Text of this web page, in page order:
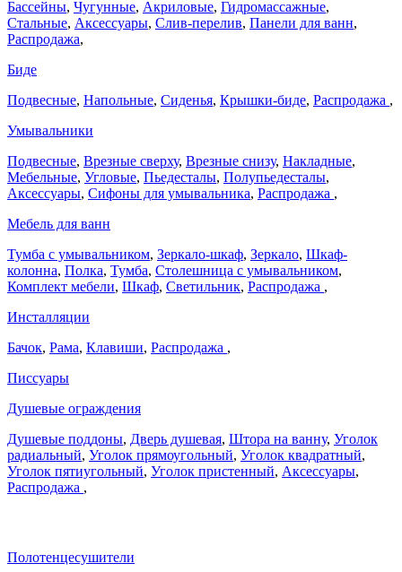
Бассейны, Чугунные, Акриловые, Гидромассажные,
Стальные, Аксессуары, Слив-перелив, Панели для ванн,
Распродажа,
Биде
Подвесные, Напольные, Сиденья, Крышки-биде, Распродажа ,
Умывальники
Подвесные, Врезные сверху, Врезные снизу, Накладные,
Мебельные, Угловые, Пьедесталы, Полупьедесталы,
Аксессуары, Сифоны для умывальника, Распродажа ,
Мебель для ванн
Тумба с умывальником, Зеркало-шкаф, Зеркало, Шкаф-
колонна, Полка, Тумба, Столешница с умывальником,
Комплект мебели, Шкаф, Светильник, Распродажа ,
Инсталляции
Бачок, Рама, Клавиши, Распродажа ,
Писсуары
Душевые ограждения
Душевые поддоны, Дверь душевая, Штора на ванну, Уголок
радиальный, Уголок прямоугольный, Уголок квадратный,
Уголок пятиугольный, Уголок пристенный, Аксессуары,
Распродажа ,
Полотенцесушители